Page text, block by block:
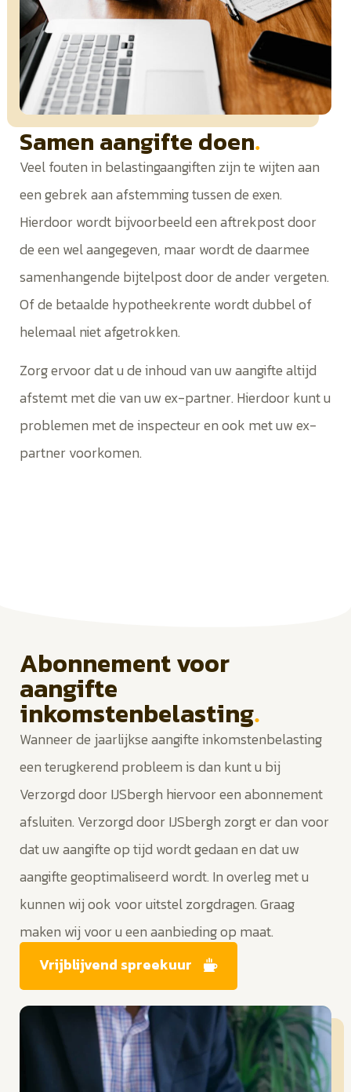
Samen aangifte doen.
Veel fouten in belastingaangiften zijn te wijten aan
een gebrek aan afstemming tussen de exen.
Hierdoor wordt bijvoorbeeld een aftrekpost door
de een wel aangegeven, maar wordt de daarmee
samenhangende bijtelpost door de ander vergeten.
Of de betaalde hypotheekrente wordt dubbel of
helemaal niet afgetrokken.
Zorg ervoor dat u de inhoud van uw aangifte altijd
afstemt met die van uw ex-partner. Hierdoor kunt u
problemen met de inspecteur en ook met uw ex-
partner voorkomen.
Abonnement voor
aangifte
inkomstenbelasting.
Wanneer de jaarlijkse aangifte inkomstenbelasting
een terugkerend probleem is dan kunt u bij
Verzorgd door IJSbergh hiervoor een abonnement
afsluiten. Verzorgd door IJSbergh zorgt er dan voor
dat uw aangifte op tijd wordt gedaan en dat uw
aangifte geoptimaliseerd wordt. In overleg met u
kunnen wij ook voor uitstel zorgdragen. Graag
maken wij voor u een aanbieding op maat.
Vrijblijvend spreekuur